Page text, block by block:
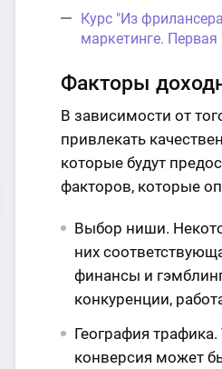
Курс "Из
маркетинге.
Факторы
В зависимости от
привлекать
которые будут
факторов, которые
Выбор ниши.
них
финансы и
конкуренции,
География
конверсия может